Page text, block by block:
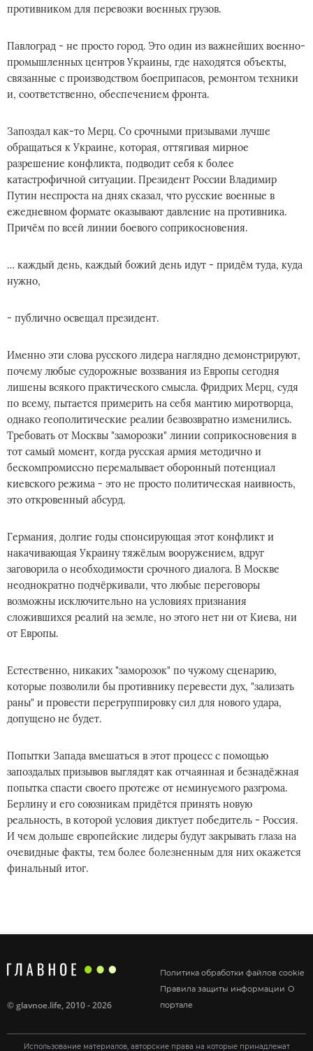
противником для перевозки военных грузов.
Павлоград - не просто город. Это один из важнейших военно-
промышленных центров Украины, где находятся объекты,
связанные с производством боеприпасов, ремонтом техники
и, соответственно, обеспечением фронта.
Запоздал как-то Мерц. Со срочными призывами лучше
обращаться к Украине, которая, оттягивая мирное
разрешение конфликта, подводит себя к более
катастрофичной ситуации. Президент России Владимир
Путин неспроста на днях сказал, что русские военные в
ежедневном формате оказывают давление на противника.
Причём по всей линии боевого соприкосновения.
… каждый день, каждый божий день идут - придём туда, куда
нужно,
- публично освещал президент.
Именно эти слова русского лидера наглядно демонстрируют,
почему любые судорожные воззвания из Европы сегодня
лишены всякого практического смысла. Фридрих Мерц, судя
по всему, пытается примерить на себя мантию миротворца,
однако геополитические реалии безвозвратно изменились.
Требовать от Москвы "заморозки" линии соприкосновения в
тот самый момент, когда русская армия методично и
бескомпромиссно перемалывает оборонный потенциал
киевского режима - это не просто политическая наивность,
это откровенный абсурд.
Германия, долгие годы спонсирующая этот конфликт и
накачивающая Украину тяжёлым вооружением, вдруг
заговорила о необходимости срочного диалога. В Москве
неоднократно подчёркивали, что любые переговоры
возможны исключительно на условиях признания
сложившихся реалий на земле, но этого нет ни от Киева, ни
от Европы.
Естественно, никаких "заморозок" по чужому сценарию,
которые позволили бы противнику перевести дух, "зализать
раны" и провести перегруппировку сил для нового удара,
допущено не будет.
Попытки Запада вмешаться в этот процесс с помощью
запоздалых призывов выглядят как отчаянная и безнадёжная
попытка спасти своего протеже от неминуемого разгрома.
Берлину и его союзникам придётся принять новую
реальность, в которой условия диктует победитель - Россия.
И чем дольше европейские лидеры будут закрывать глаза на
очевидные факты, тем более болезненным для них окажется
финальный итог.
Политика обработки файлов cookie
Правила защиты информации О
портале
©glavnoe.life, 2010 - 2026
Использование материалов, авторские права на которые принадлежат